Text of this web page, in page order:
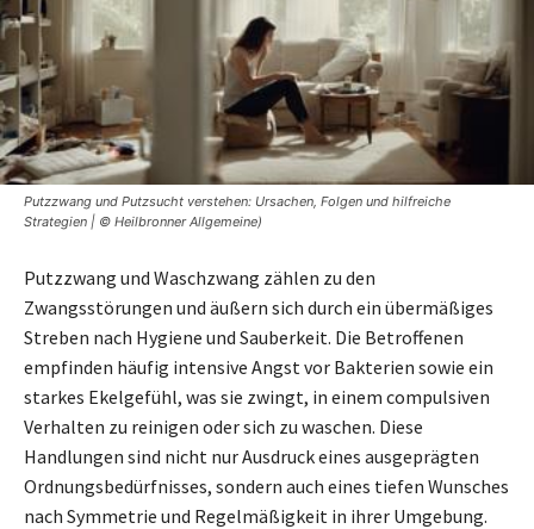
Putzzwang und Putzsucht verstehen: Ursachen, Folgen und hilfreiche
Strategien | © Heilbronner Allgemeine)
Putzzwang und Waschzwang zählen zu den
Zwangsstörungen und äußern sich durch ein übermäßiges
Streben nach Hygiene und Sauberkeit. Die Betroffenen
empfinden häufig intensive Angst vor Bakterien sowie ein
starkes Ekelgefühl, was sie zwingt, in einem compulsiven
Verhalten zu reinigen oder sich zu waschen. Diese
Handlungen sind nicht nur Ausdruck eines ausgeprägten
Ordnungsbedürfnisses, sondern auch eines tiefen Wunsches
nach Symmetrie und Regelmäßigkeit in ihrer Umgebung.